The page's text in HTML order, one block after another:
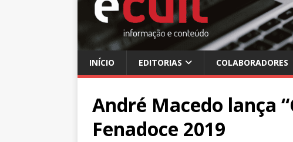
INÍCIO EDITORIAS COLABORADORES
André Macedo lança
Fenadoce 2019